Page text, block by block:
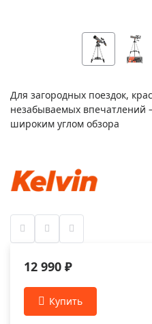
Для загородных поездок,
незабываемых впечатлений
широким углом обзора
12 990 ₽